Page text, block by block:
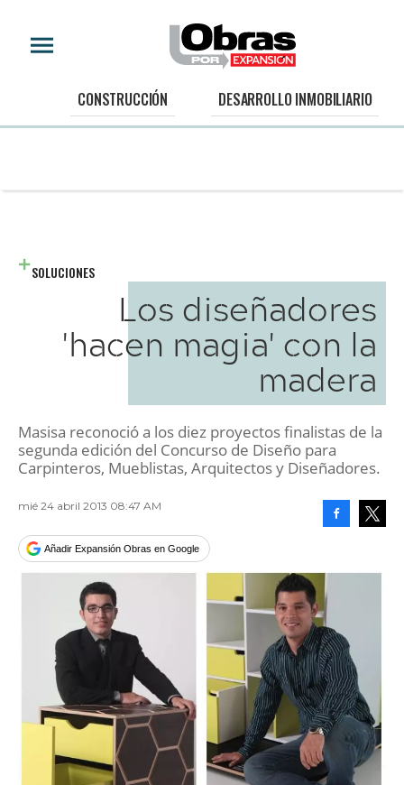
CONSTRUCCIÓN DESARROLLO INMOBILIARIO
SOLUCIONES
Los diseñadores
'hacen magia' con la
madera
Masisa reconoció a los diez proyectos finalistas de la
segunda edición del Concurso de Diseño para
Carpinteros, Mueblistas, Arquitectos y Diseñadores.
mié 24 abril 2013 08:47 AM
Añadir Expansión Obras en Google